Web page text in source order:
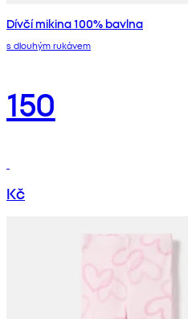
Dívčí mikina 100% bavlna
s dlouhým rukávem
150
Kč